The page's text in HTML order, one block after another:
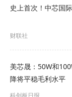
史上首次！中芯国
财联社
美芯晟：50W和
降将平稳毛利水平
科创板日报